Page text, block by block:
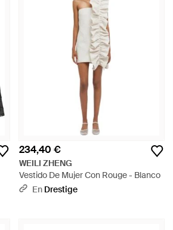
234,40 €
WEILI ZHENG
Vestido De Mujer Con Rouge - Blanco
En Drestige